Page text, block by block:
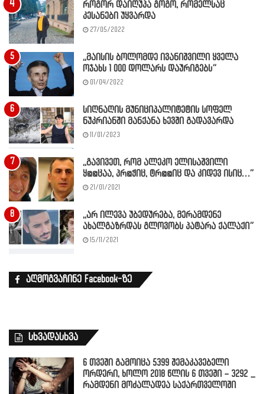
როგორ დაიღუპა გოგო, რომელსაც
კესანები უყვარდა
27/05/2022
,,მაისის ბოლომდე ივანიშვილი ყველა
ოჯახს 1 000 დოლარს დაურიგებს”
01/04/2022
სიღნაღის მუნიციპალიტეტის სოფელ
ნუკრიანში მანქანა ხევში გადავარდა
11/01/2023
,,გავივეთ, რომ ალეკო ელისაშვილი
ყ@@ცაა, პრ@ჭიც, ტრ@@იც და კიდევ ისიც…”
21/01/2021
,,არ ილევა უბედურება, მერამდენე
ახალგაზრდას გლოვობს პატარა ქალაქი”
15/11/2021
აღმოგვაჩინე Facebook-ზე
სხვადასხვა
6 თვეში გამოიცა 5399 შემაკავებელი
ორდერი, ხოლო 2018 წლის 6 თვეში – 3292 _
რამდენი მოძალადეა საქართველოში